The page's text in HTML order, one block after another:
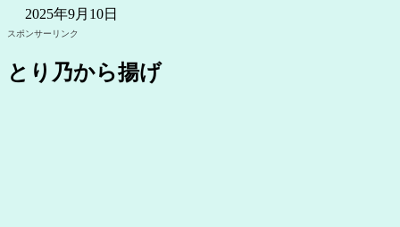
2025年9月10日
スポンサーリンク
とり乃から揚げ